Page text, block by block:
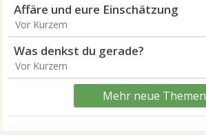
Affäre und eure Einschätzung
Vor Kurzem
Was denkst du gerade?
Vor Kurzem
Mehr neue Themen